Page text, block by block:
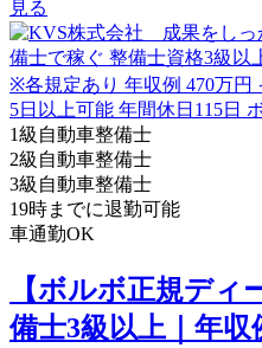
見る
1級自動車整備士
2級自動車整備士
3級自動車整備士
19時までに退勤可能
車通勤OK
【ボルボ正規ディ
備士3級以上｜年収